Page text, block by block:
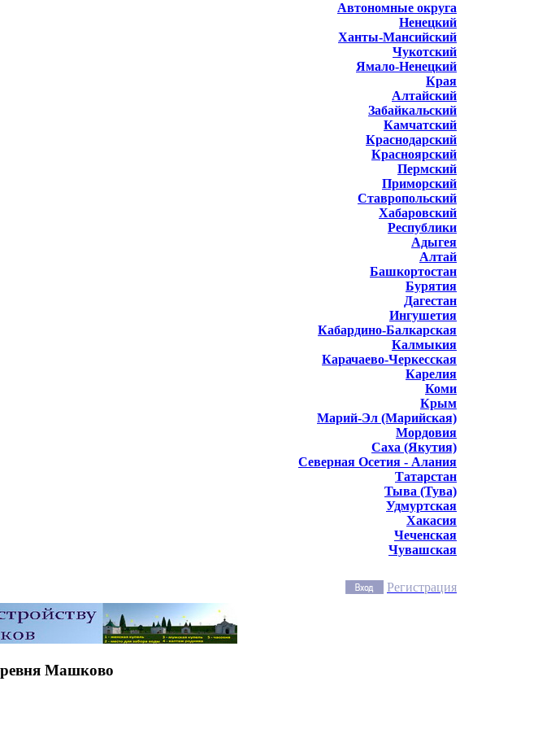
Автономные округа
Ненецкий
Ханты-Мансийский
Чукотский
Ямало-Ненецкий
Края
Алтайский
Забайкальский
Камчатский
Краснодарский
Красноярский
Пермский
Приморский
Ставропольский
Хабаровский
Республики
Адыгея
Алтай
Башкортостан
Бурятия
Дагестан
Ингушетия
Кабардино-Балкарская
Калмыкия
Карачаево-Черкесская
Карелия
Коми
Крым
Марий-Эл (Марийская)
Мордовия
Саха (Якутия)
Северная Осетия - Алания
Татарстан
Тыва (Тува)
Удмуртская
Хакасия
Чеченская
Чувашская
Регистрация
Машково